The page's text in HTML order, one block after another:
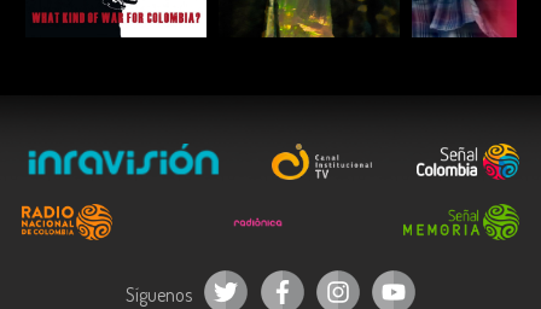
ESCUCHAR ESCUCHAR
Síguenos